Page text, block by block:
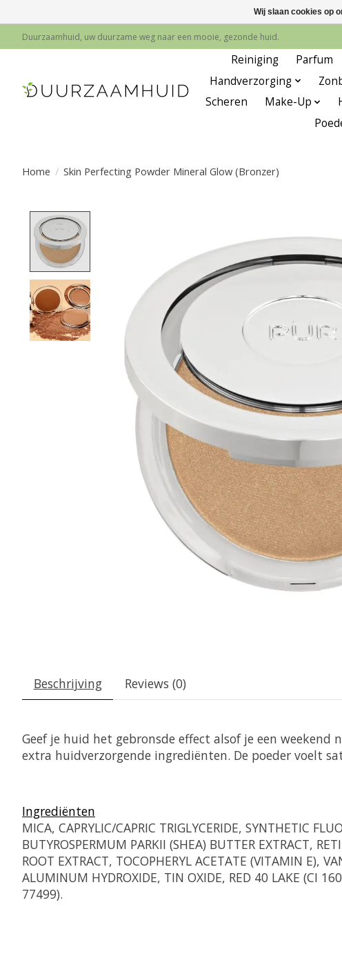
Duurzaamhuid, uw duurzame weg naar een mooie, gezonde huid.
Reiniging Parfum
Handverzorging
Scheren
Make-Up
Home / Skin Perfecting Powder Mineral Glow (Bronzer)
Beschrijving Reviews (0)
Geef je huid het gebronsde effect alsof je een
extra huidverzorgende ingrediënten. De poeder voelt
Ingrediënten
MICA, CAPRYLIC/CAPRIC TRIGLYCERIDE, SYNTHETIC
BUTYROSPERMUM PARKII (SHEA) BUTTER EXTRACT,
ROOT EXTRACT, TOCOPHERYL ACETATE (VITAMIN E),
ALUMINUM HYDROXIDE, TIN OXIDE, RED 40 LAKE (CI
77499).
Wij slaan cookies op